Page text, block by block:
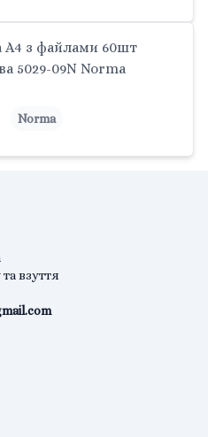
А4 з файлами 60шт
5029-09N Norma
Norma
взуття